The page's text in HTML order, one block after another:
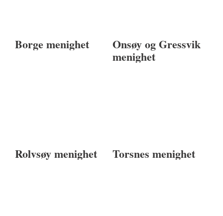
Borge menighet Onsøy og Gressvik
menighet
Rolvsøy menighet Torsnes menighet